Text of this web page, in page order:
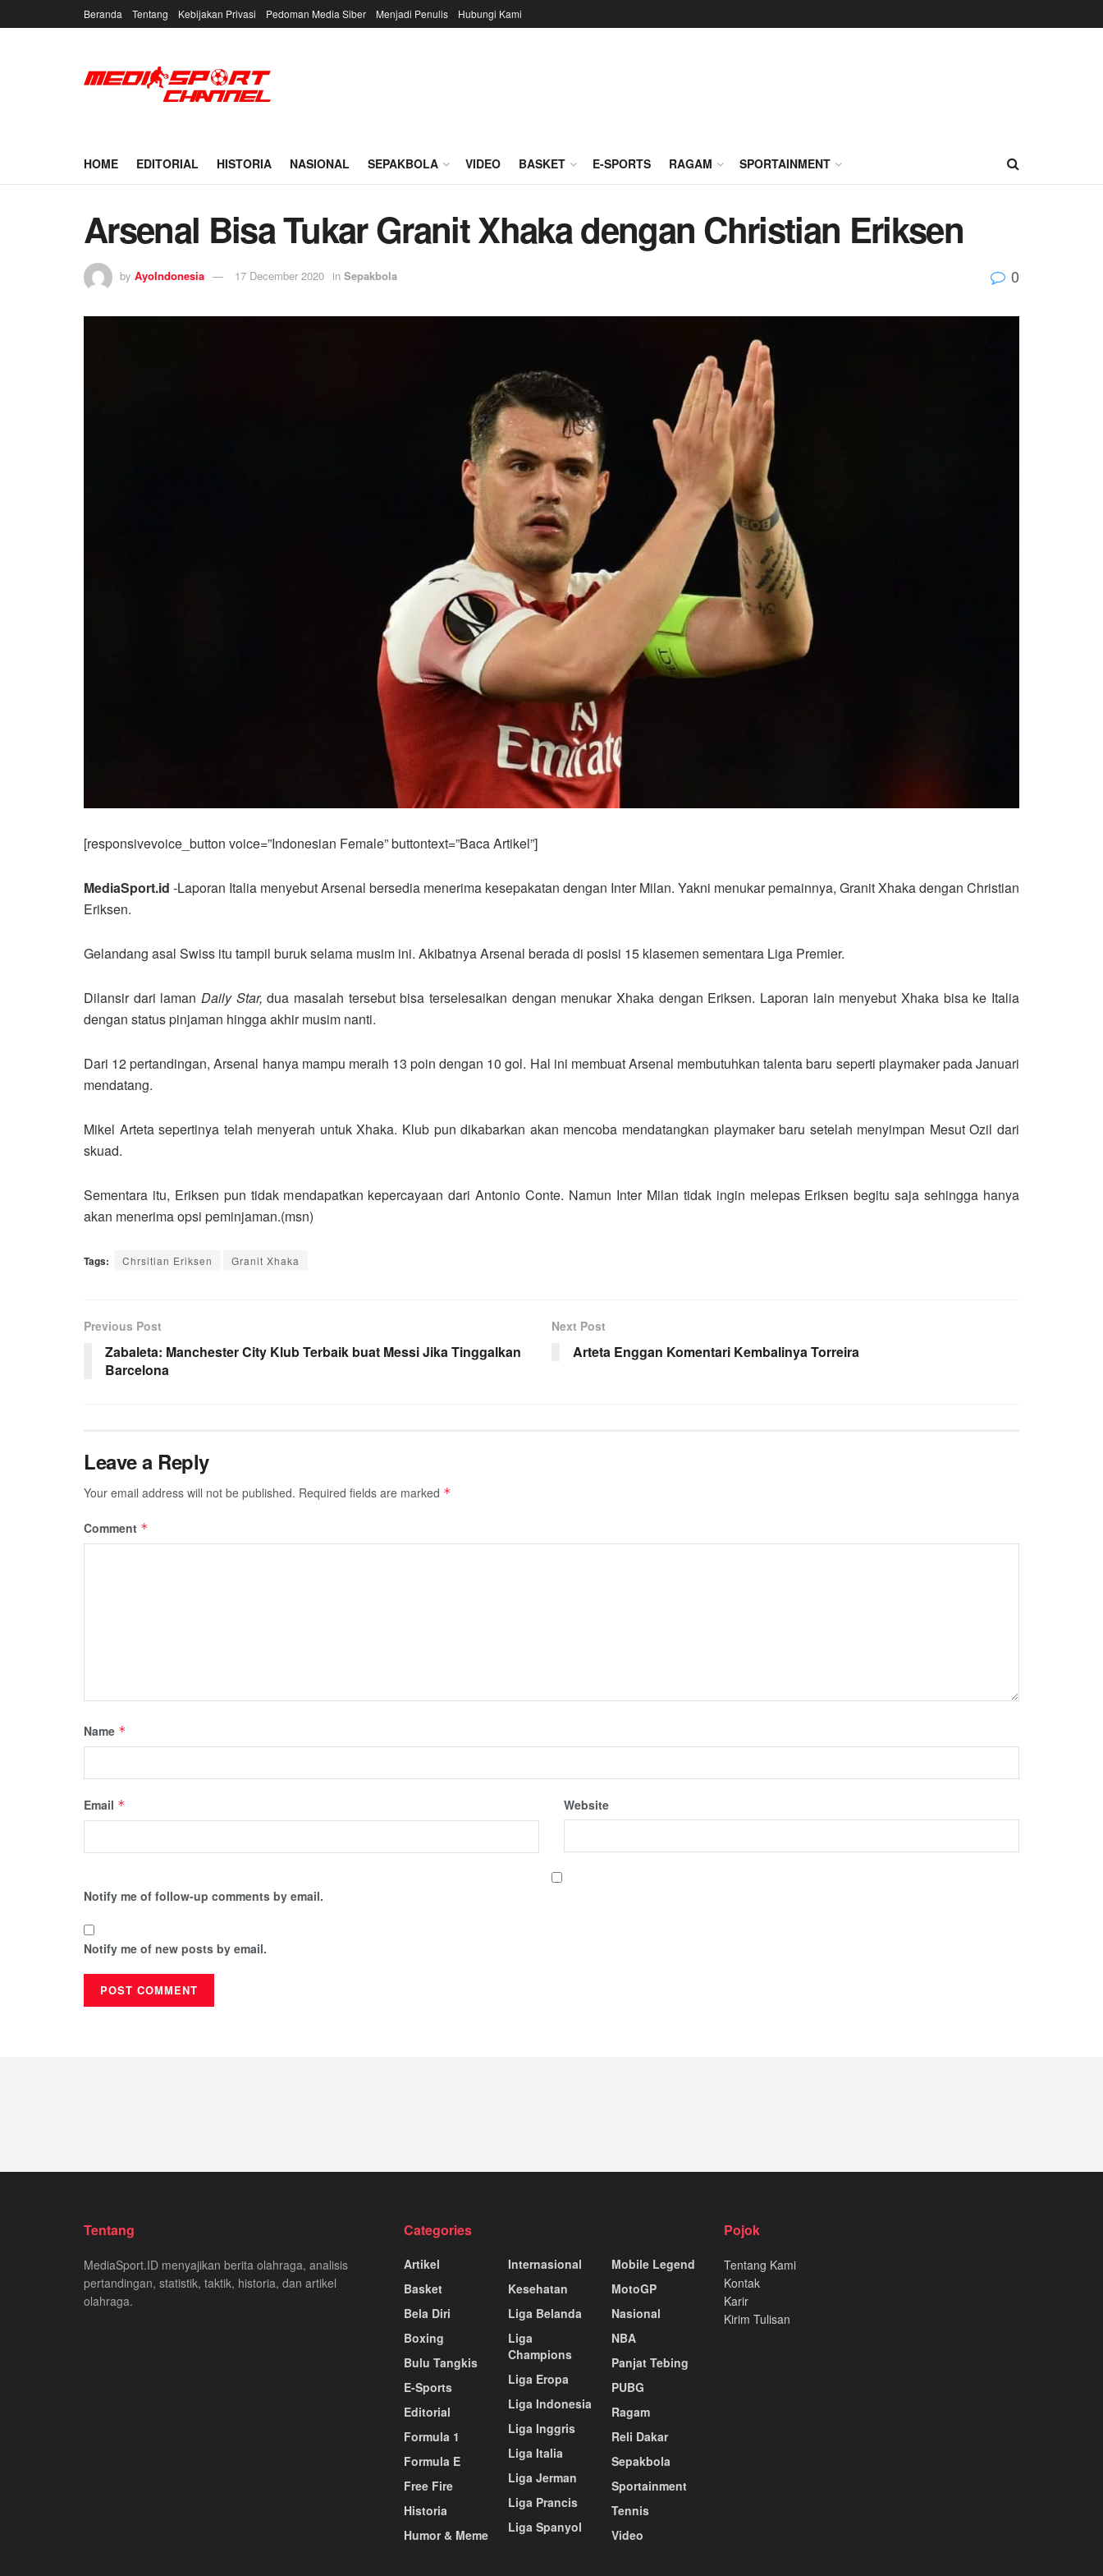
Beranda Tentang Kebijakan Privasi Pedoman Media Siber Menjadi Penulis Hubungi Kami
HOME EDITORIAL HISTORIA NASIONAL SEPAKBOLA VIDEO BASKET E-SPORTS RAGAM SPORTAINMENT
Arsenal Bisa Tukar Granit Xhaka dengan Christian Eriksen
by AyoIndonesia 17 December 2020 in Sepakbola 0
[responsivevoice_button voice=”Indonesian Female” buttontext=”Baca Artikel”]
MediaSport.id -Laporan Italia menyebut Arsenal bersedia menerima kesepakatan dengan Inter Milan. Yakni menukar pemainnya, Granit Xhaka dengan Christian
Eriksen.
Gelandang asal Swiss itu tampil buruk selama musim ini. Akibatnya Arsenal berada di posisi 15 klasemen sementara Liga Premier.
Dilansir dari laman Daily Star, dua masalah tersebut bisa terselesaikan dengan menukar Xhaka dengan Eriksen. Laporan lain menyebut Xhaka bisa ke Italia
dengan status pinjaman hingga akhir musim nanti.
Dari 12 pertandingan, Arsenal hanya mampu meraih 13 poin dengan 10 gol. Hal ini membuat Arsenal membutuhkan talenta baru seperti playmaker pada Januari
mendatang.
Mikel Arteta sepertinya telah menyerah untuk Xhaka. Klub pun dikabarkan akan mencoba mendatangkan playmaker baru setelah menyimpan Mesut Ozil dari
skuad.
Sementara itu, Eriksen pun tidak mendapatkan kepercayaan dari Antonio Conte. Namun Inter Milan tidak ingin melepas Eriksen begitu saja sehingga hanya
akan menerima opsi peminjaman.(msn)
Tags: Chrsitian Eriksen Granit Xhaka
Previous Post
Zabaleta: Manchester City Klub Terbaik buat Messi Jika Tinggalkan
Barcelona
Next Post
Arteta Enggan Komentari Kembalinya Torreira
Leave a Reply
Your email address will not be published. Required fields are marked *
Comment *
Name *
Email * Website
Notify me of follow-up comments by email.
Notify me of new posts by email.
Tentang
MediaSport.ID menyajikan berita olahraga, analisis
pertandingan, statistik, taktik, historia, dan artikel
olahraga.
Categories
Artikel
Basket
Bela Diri
Boxing
Bulu Tangkis
E-Sports
Editorial
Formula 1
Formula E
Free Fire
Historia
Humor & Meme
Internasional
Kesehatan
Liga Belanda
Liga
Champions
Liga Eropa
Liga Indonesia
Liga Inggris
Liga Italia
Liga Jerman
Liga Prancis
Liga Spanyol
Mobile Legend
MotoGP
Nasional
NBA
Panjat Tebing
PUBG
Ragam
Reli Dakar
Sepakbola
Sportainment
Tennis
Video
Pojok
Tentang Kami
Kontak
Karir
Kirim Tulisan